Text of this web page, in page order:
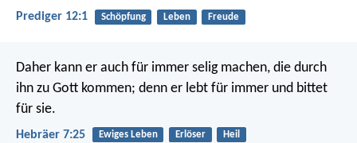
Prediger 12:1 Schöpfung Leben Freude
Daher kann er auch für immer selig machen, die durch
ihn zu Gott kommen; denn er lebt für immer und bittet
für sie.
Hebräer 7:25 Ewiges Leben Erlöser Heil